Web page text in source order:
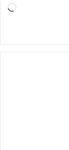
Loading…